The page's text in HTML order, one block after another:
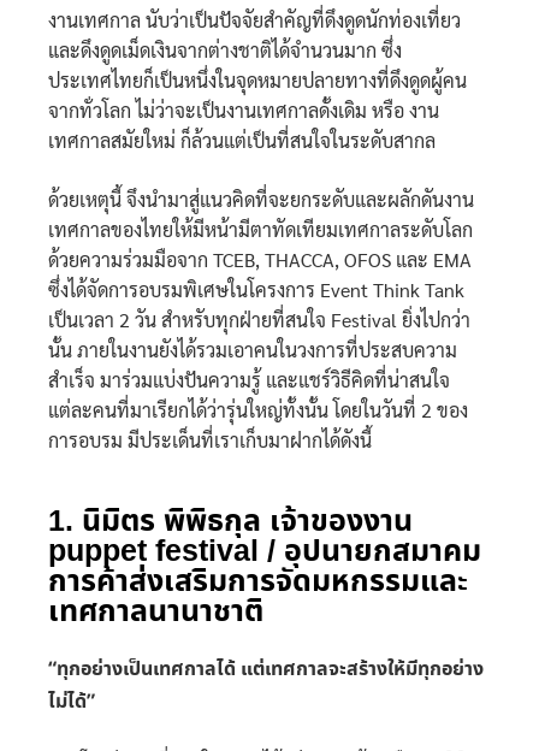
งานเทศกาล นับว่าเป็นปัจจัยสำคัญที่ดึงดูดนักท่องเที่ยว
และดึงดูดเม็ดเงินจากต่างชาติได้จำนวนมาก ซึ่ง
ประเทศไทยก็เป็นหนึ่งในจุดหมายปลายทางที่ดึงดูดผู้คน
จากทั่วโลก ไม่ว่าจะเป็นงานเทศกาลดั้งเดิม หรือ งาน
เทศกาลสมัยใหม่ ก็ล้วนแต่เป็นที่สนใจในระดับสากล
ด้วยเหตุนี้ จึงนำมาสู่แนวคิดที่จะยกระดับและผลักดันงาน
เทศกาลของไทยให้มีหน้ามีตาทัดเทียมเทศกาลระดับโลก
ด้วยความร่วมมือจาก TCEB, THACCA, OFOS และ EMA
ซึ่งได้จัดการอบรมพิเศษในโครงการ Event Think Tank
เป็นเวลา 2 วัน สำหรับทุกฝ่ายที่สนใจ Festival ยิ่งไปกว่า
นั้น ภายในงานยังได้รวมเอาคนในวงการที่ประสบความ
สำเร็จ มาร่วมแบ่งปันความรู้ และแชร์วิธีคิดที่น่าสนใจ
แต่ละคนที่มาเรียกได้ว่ารุ่นใหญ่ทั้งนั้น โดยในวันที่ 2 ของ
การอบรม มีประเด็นที่เราเก็บมาฝากได้ดังนี้
1. นิมิตร พิพิธกุล เจ้าของงาน
puppet festival / อุปนายกสมาคม
การค้าส่งเสริมการจัดมหกรรมและ
เทศกาลนานาชาติ
“ทุกอย่างเป็นเทศกาลได้ แต่เทศกาลจะสร้างให้มีทุกอย่าง
ไม่ได้”